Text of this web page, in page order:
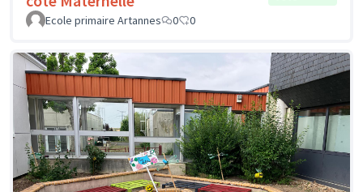
Ecole primaire Artannes
0 0